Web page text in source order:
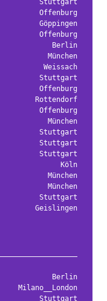
Offenburg
Göppingen
Offenburg
Berlin
München
Weissach
Stuttgart
Offenburg
Rottendorf
Offenburg
München
Stuttgart
Stuttgart
Stuttgart
Köln
München
München
Stuttgart
Geislingen
Berlin
Milano__London
Stuttgart